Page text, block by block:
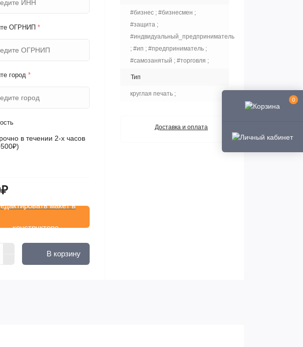
0
ОГРНИП *
город *
в течении 2-х часов
макет в
конструкторе
В корзину
#бизнес ; #бизнесмен ;
#защита ;
#индвидуальный_предприниматель
; #ип ; #предприниматель ;
#самозанятый ; #торговля ;
Тип
круглая печать ;
Доставка и оплата